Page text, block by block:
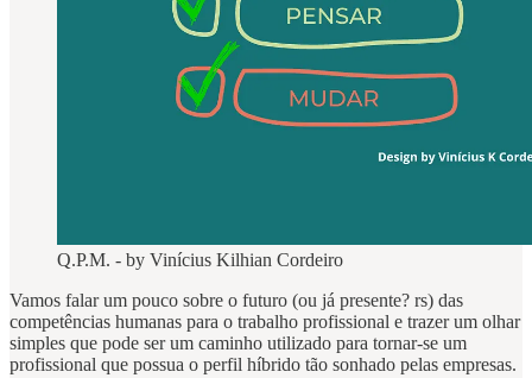
Q.P.M. - by Vinícius Kilhian Cordeiro
Vamos falar um pouco sobre o futuro (ou já presente? rs) das
competências humanas para o trabalho profissional e trazer um olhar
simples que pode ser um caminho utilizado para tornar-se um
profissional que possua o perfil híbrido tão sonhado pelas empresas.